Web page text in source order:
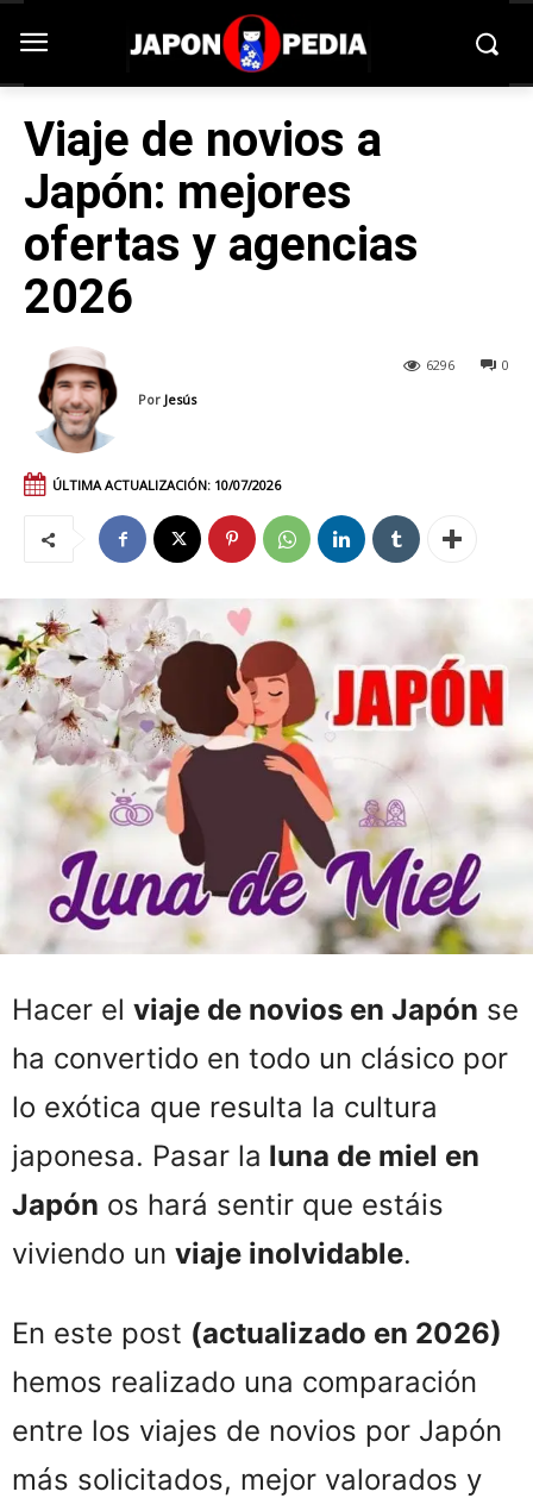
Viaje de novios a
Japón: mejores
ofertas y agencias
2026
0
6296
Por Jesús
ÚLTIMA ACTUALIZACIÓN: 10/07/2026
Hacer el viaje de novios en Japón se
ha convertido en todo un clásico por
lo exótica que resulta la cultura
japonesa. Pasar la luna de miel en
Japón os hará sentir que estáis
viviendo un viaje inolvidable.
En este post (actualizado en 2026)
hemos realizado una comparación
entre los viajes de novios por Japón
más solicitados, mejor valorados y